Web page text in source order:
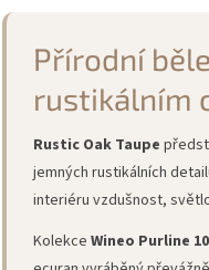
Přírodní
rustikálním
Rustic Oak Taupe
jemných rustikálních
interiéru vzdušnost,
Kolekce Wineo Purline